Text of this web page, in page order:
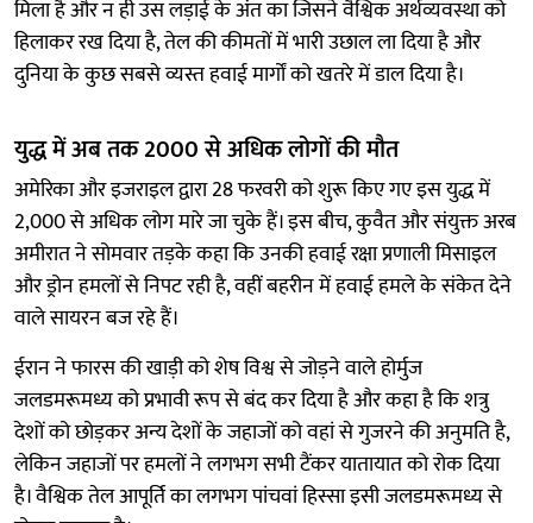
मिला है और न ही उस लड़ाई के अंत का जिसने वैश्विक अर्थव्यवस्था को
हिलाकर रख दिया है, तेल की कीमतों में भारी उछाल ला दिया है और
दुनिया के कुछ सबसे व्यस्त हवाई मार्गों को खतरे में डाल दिया है।
युद्ध में अब तक 2000 से अधिक लोगों की मौत
अमेरिका और इजराइल द्वारा 28 फरवरी को शुरू किए गए इस युद्ध में
2,000 से अधिक लोग मारे जा चुके हैं। इस बीच, कुवैत और संयुक्त अरब
अमीरात ने सोमवार तड़के कहा कि उनकी हवाई रक्षा प्रणाली मिसाइल
और ड्रोन हमलों से निपट रही है, वहीं बहरीन में हवाई हमले के संकेत देने
वाले सायरन बज रहे हैं।
ईरान ने फारस की खाड़ी को शेष विश्व से जोड़ने वाले होर्मुज
जलडमरूमध्य को प्रभावी रूप से बंद कर दिया है और कहा है कि शत्रु
देशों को छोड़कर अन्य देशों के जहाजों को वहां से गुजरने की अनुमति है,
लेकिन जहाजों पर हमलों ने लगभग सभी टैंकर यातायात को रोक दिया
है। वैश्विक तेल आपूर्ति का लगभग पांचवां हिस्सा इसी जलडमरूमध्य से